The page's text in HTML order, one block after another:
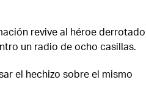
revive al héroe derrotado
un radio de ocho casillas.
el hechizo sobre el mismo